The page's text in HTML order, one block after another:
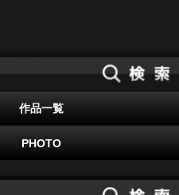
作品一覧
PHOTO